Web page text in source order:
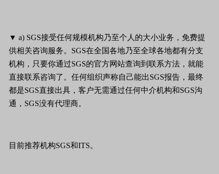
▼ a) SGS接受任何规模机构乃至个人的大小业务，免费提
供相关咨询服务。 SGS在全国各地乃至全球各地都有分支
机构，只要你通过SGS的官方网站查询到联系方法，就能
直接联系咨询了。任何组织声称自己能出SGS报告，最终
都是SGS直接出具，客户无需通过任何中介机构和SGS沟
通， SGS没有代理商。
目前推荐机构SGS和ITS。